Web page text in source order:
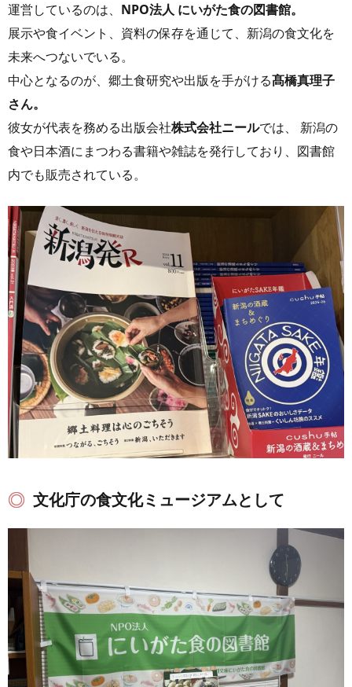
運営しているのは、 NPO法人 にいがた食の図書館。
展示や食イベント、資料の保存を通じて、新潟の食文化を
未来へつないでいる。
中心となるのが、郷土食研究や出版を手がける髙橋真理子
さん。
彼女が代表を務める出版会社株式会社ニールでは、 新潟の
食や日本酒にまつわる書籍や雑誌を発行しており、図書館
内でも販売されている。
文化庁の食文化ミュージアムとして